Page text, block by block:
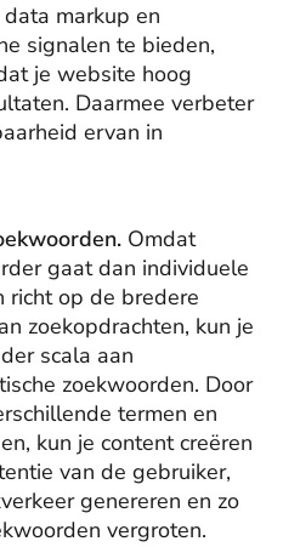
markup en
signalen te bieden,
je website hoog
Daarmee verbeter
ervan in
Omdat
gaat dan individuele
richt op de bredere
zoekopdrachten, kun je
scala aan
zoekwoorden. Door
termen en
kun je content creëren
van de gebruiker,
genereren en zo
vergroten.